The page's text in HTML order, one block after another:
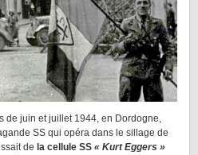
de juin et juillet 1944, en Dordogne,
SS qui opéra dans le sillage de
de la cellule SS « Kurt Eggers »